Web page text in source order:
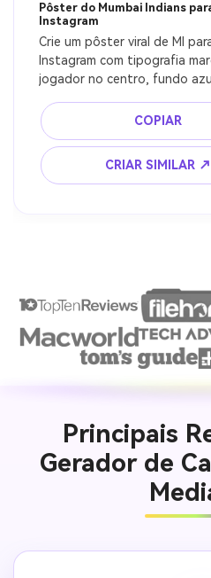
Pôster do Mumbai Indians
Instagram
Crie um pôster viral de MI
Instagram com tipografia
jogador no centro, fundo
moderno
COPIAR
CRIAR SIMILAR ↗
Principais
Gerador de